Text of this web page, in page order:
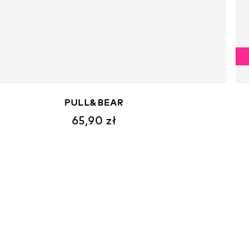
PULL&BEAR
65,90 zł